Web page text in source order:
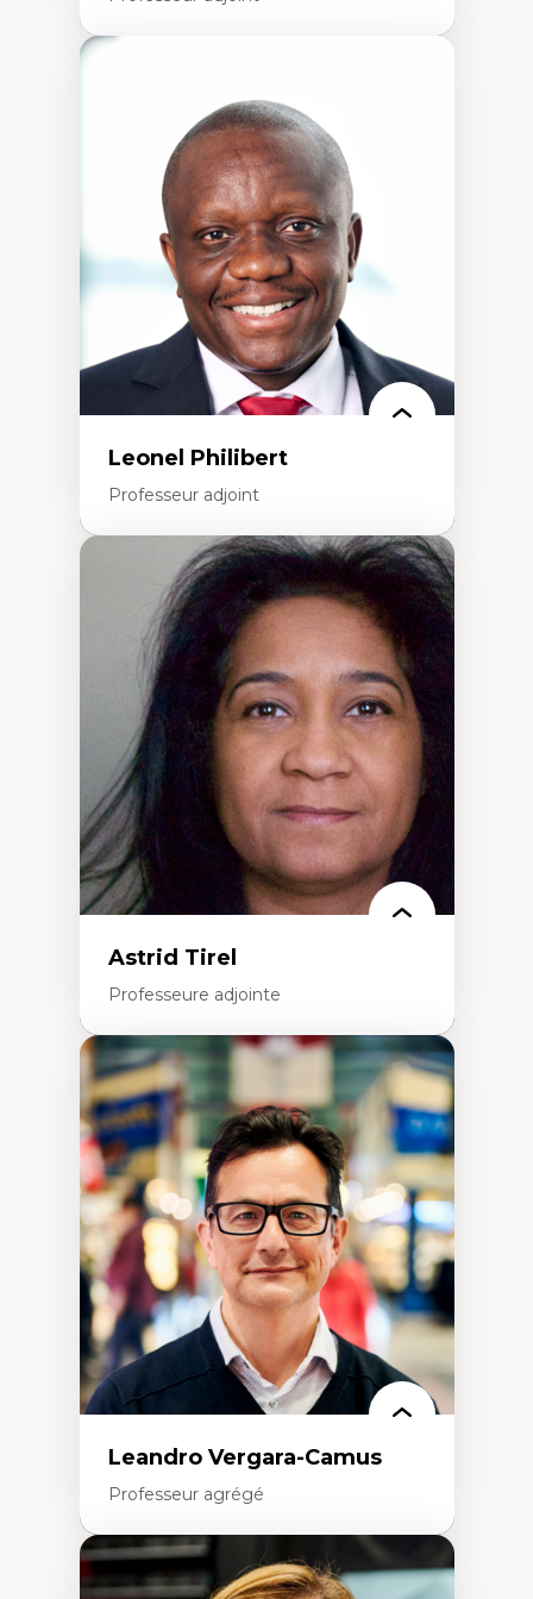
Études du jeu vidéo
Fouille de textes
Études postcoloniales
Études critiques des médias
Analyse de données
Études japonaises
Mondialisation
Traduction et localisation
Intelligence artificielle et communication
humain-machine
Leonel Philibert
Professeur adjoint
Expertises
Santé mondiale
Femme en contexte de pauvreté
Innovation
Participation citoyenne
Inégalités sociales santé
Migration
Santé de la reproduction
Développement durable
Astrid Tirel
Professeure adjointe
Expertises
Art
Anti-discrimination
Décolonisation de l’enseignement, de la
recherche, des institutions administratives
et syndicales
Pluralisme épistémologique et
francophonie
Culture
Politiques culturelles
Vivre ensemble
Anti-racisme
Anti-sexisme
Pratiques non oppressives
Leandro Vergara-Camus
Professeur agrégé
Expertises